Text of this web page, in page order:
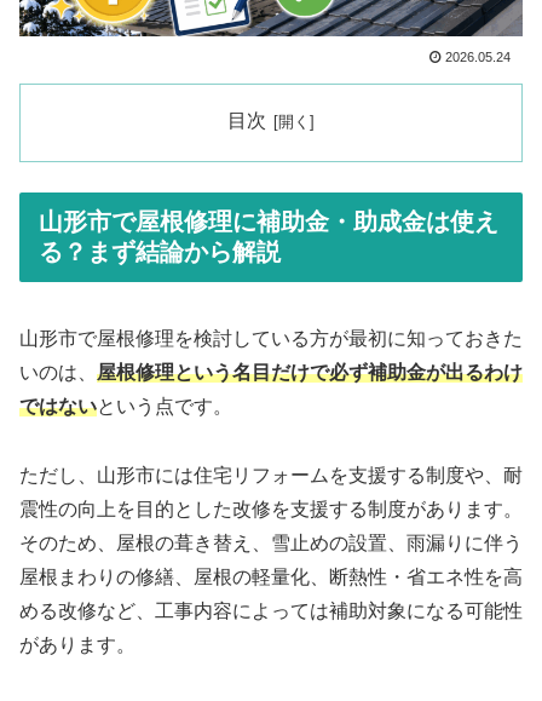
2026.05.24
目次
山形市で屋根修理に補助金・助成金は使え
る？まず結論から解説
山形市で屋根修理を検討している方が最初に知っておきた
いのは、 屋根修理という名目だけで必ず補助金が出るわけ
ではないという点です。
ただし、山形市には住宅リフォームを支援する制度や、耐
震性の向上を目的とした改修を支援する制度があります。
そのため、屋根の葺き替え、雪止めの設置、雨漏りに伴う
屋根まわりの修繕、屋根の軽量化、断熱性・省エネ性を高
める改修など、工事内容によっては補助対象になる可能性
があります。